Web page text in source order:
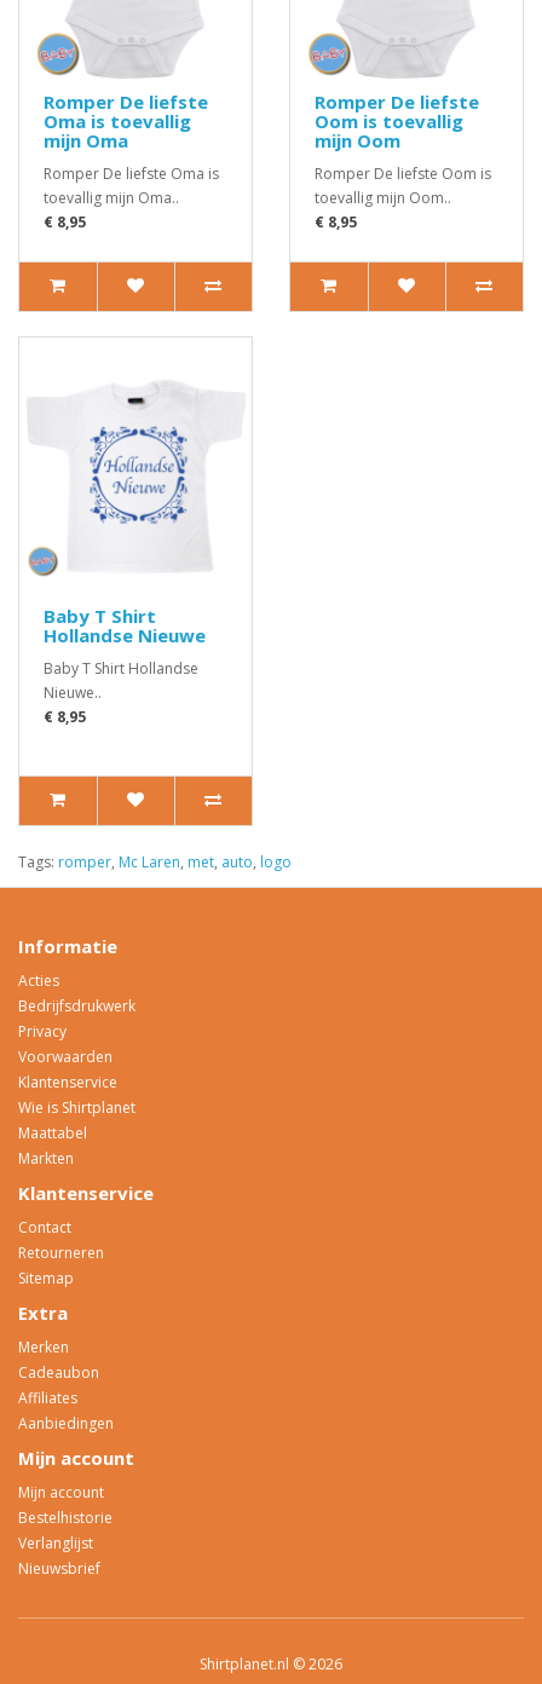
Romper De liefste
Oma is toevallig
mijn Oma
Romper De liefste Oma is
toevallig mijn Oma..
€ 8,95
Romper De liefste
Oom is toevallig
mijn Oom
Romper De liefste Oom is
toevallig mijn Oom..
€ 8,95
Baby T Shirt
Hollandse Nieuwe
Baby T Shirt Hollandse
Nieuwe..
€ 8,95
Tags: romper, Mc Laren, met, auto, logo
Informatie
Acties
Bedrijfsdrukwerk
Privacy
Voorwaarden
Klantenservice
Wie is Shirtplanet
Maattabel
Markten
Klantenservice
Contact
Retourneren
Sitemap
Extra
Merken
Cadeaubon
Affiliates
Aanbiedingen
Mijn account
Mijn account
Bestelhistorie
Verlanglijst
Nieuwsbrief
Shirtplanet.nl © 2026